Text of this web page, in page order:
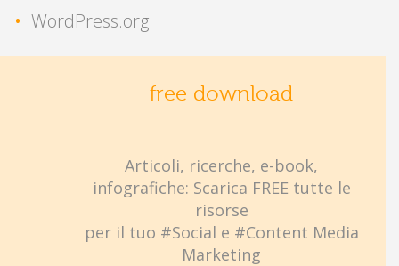
WordPress.org
free download
Articoli, ricerche, e-book,
infografiche: Scarica FREE tutte le
risorse
per il tuo #Social e #Content Media
Marketing